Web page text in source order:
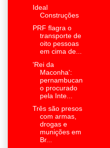
Ideal
Construções
PRF flagra o
transporte de
oito pessoas
em cima de...
'Rei da
Maconha':
pernambucan
o procurado
pela Inte...
Três são presos
com armas,
drogas e
munições em
Br...